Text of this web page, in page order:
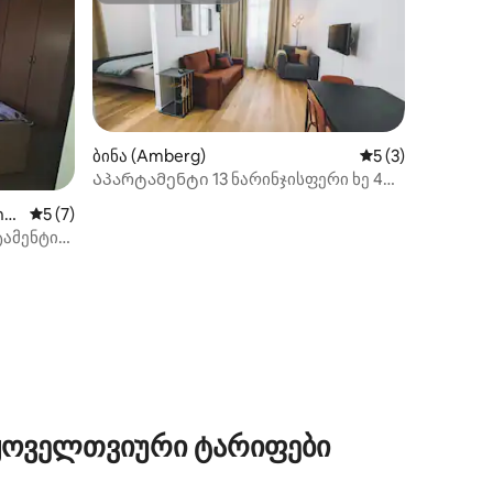
საშუალო შეფასებაა 5‑დან 5, 7 მიმოხილვა
5 (7)
ბინა (Amberg) საშუალო
5 (3)
Აპარტამენტი 13 ნარინჯისფერი ხე 4
ტარიფები